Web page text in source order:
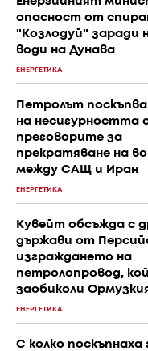
опасност от
"Козлодуй" заради
води на Дунава
ЕНЕРГЕТИКА
Петролът
на несигурността
преговорите за
прекратяване на
между САЩ и Иран
ЕНЕРГЕТИКА
Кувейт обсъжда с
държави от
изграждането на
петролопровод,
заобиколи
ЕНЕРГЕТИКА
С колко